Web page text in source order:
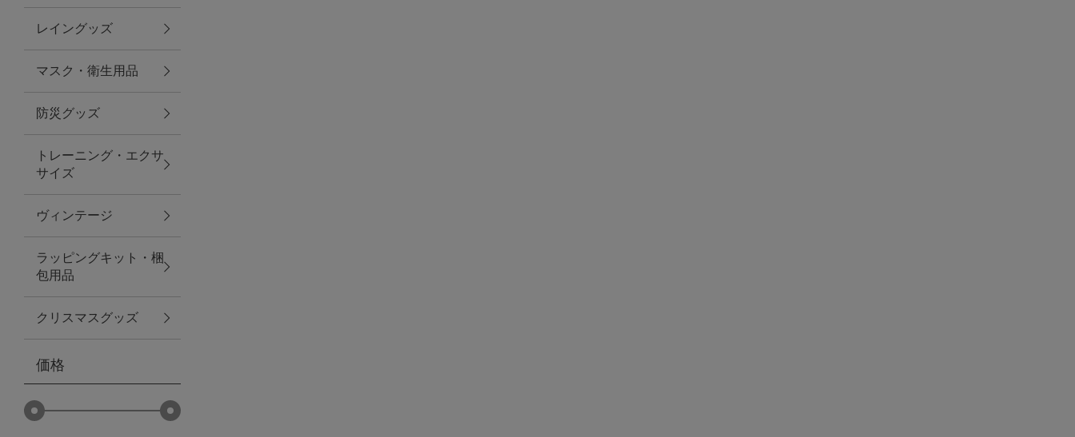
ファッショングッズ
スマホケース・アクセサリー
ポーチ
ステーショナリー
その他
紅茶・フード
レイングッズ
マスク・衛生用品
防災グッズ
トレーニング・エクサ
サイズ
ヴィンテージ
ラッピングキット・梱
包用品
クリスマスグッズ
価格